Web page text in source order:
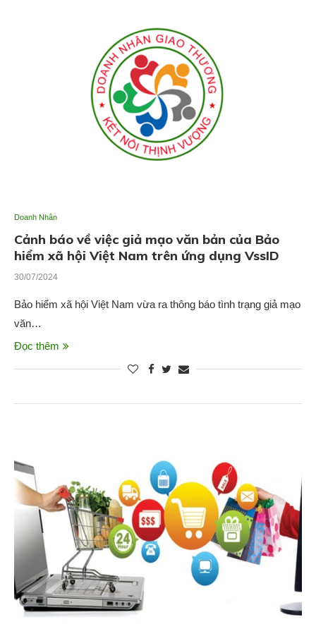
Doanh Nhân
Cảnh báo về việc giả mạo văn bản của Bảo
hiểm xã hội Việt Nam trên ứng dụng VssID
30/07/2024
Bảo hiểm xã hội Việt Nam vừa ra thông báo tình trạng giả mạo
văn…
Đọc thêm